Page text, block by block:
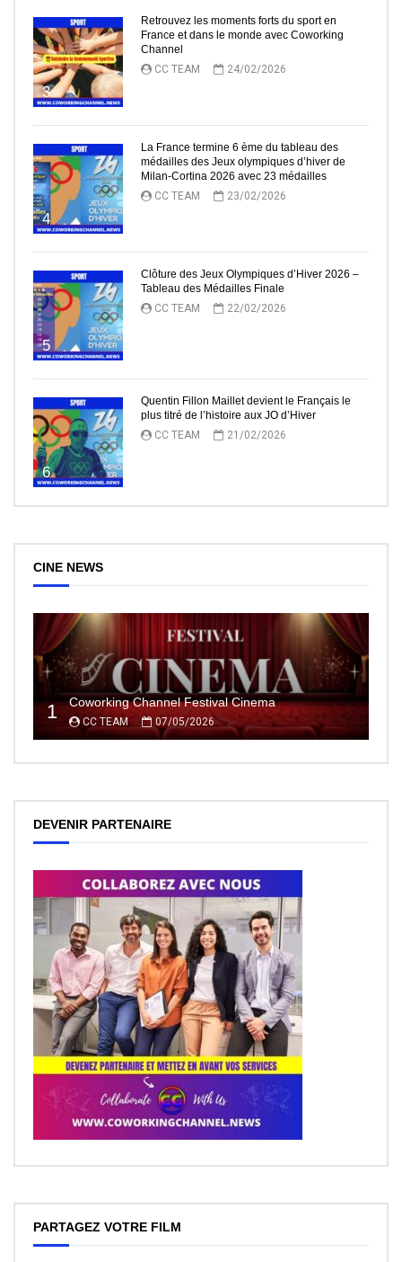
3
Retrouvez les moments forts du sport en
France et dans le monde avec Coworking
Channel
CC TEAM
24/02/2026
4
La France termine 6 ème du tableau des
médailles des Jeux olympiques d’hiver de
Milan-Cortina 2026 avec 23 médailles
CC TEAM
23/02/2026
5
Clôture des Jeux Olympiques d’Hiver 2026 –
Tableau des Médailles Finale
CC TEAM
22/02/2026
6
Quentin Fillon Maillet devient le Français le
plus titré de l’histoire aux JO d’Hiver
CC TEAM
21/02/2026
CINE NEWS
1 Coworking Channel Festival Cinema
CC TEAM 07/05/2026
DEVENIR PARTENAIRE
PARTAGEZ VOTRE FILM